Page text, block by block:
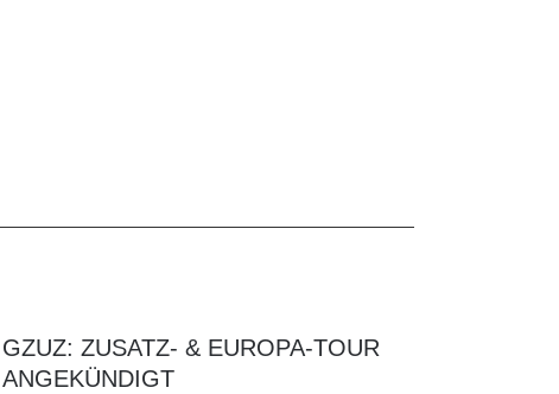
GZUZ: ZUSATZ- & EUROPA-TOUR
ANGEKÜNDIGT